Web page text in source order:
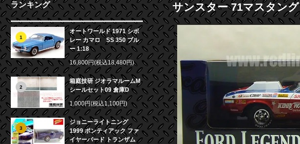
ランキング
1
オートワールド 1971 シボ
レー カマロ SS 350 ブル
ー 1:18
16,800円(税込18,480円)
2
箱庭技研 ジオラマルームM
シールセット09 倉庫D
1,000円(税込1,100円)
3
ジョニーライトニング
1999 ポンティアック ファ
イヤーバード トランザム
サンスター 71マスタン